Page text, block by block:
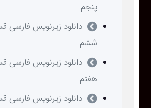
پنجم
دانلود زیرنویس فارسی
ششم
دانلود زیرنویس فارسی
هفتم
دانلود زیرنویس فارسی